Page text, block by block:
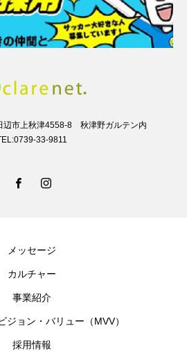
市上秋津4558-8 秋津野ガルテン内
33-9811
メッセージ
カルチャー
事業紹介
ジョン・バリュー（MVV）
採用情報